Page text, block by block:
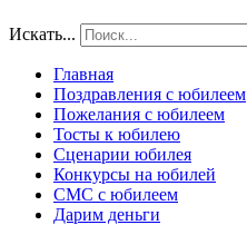
Искать...
Главная
Поздравления с юбилеем
Пожелания с юбилеем
Тосты к юбилею
Сценарии юбилея
Конкурсы на юбилей
СМС с юбилеем
Дарим деньги